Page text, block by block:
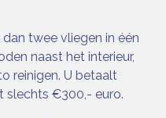
twee vliegen in één
naast het interieur,
reinigen. U betaalt
slechts €300,- euro.